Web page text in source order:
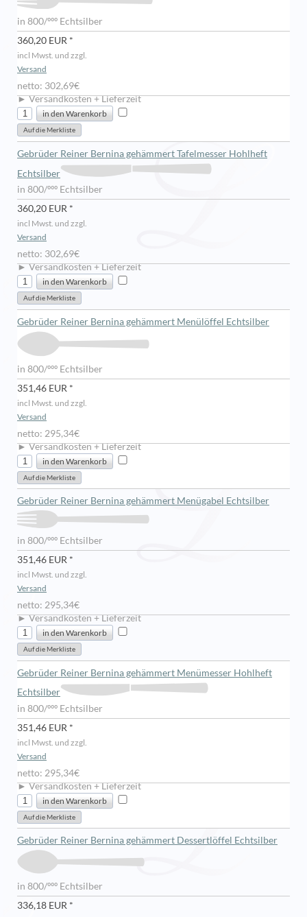
in 800/ººº Echtsilber
360,20 EUR *
incl Mwst. und zzgl.
Versand
netto: 302,69€
► Versandkosten + Lieferzeit
Gebrüder Reiner Bernina gehämmert Tafelmesser Hohlheft
Echtsilber
in 800/ººº Echtsilber
360,20 EUR *
incl Mwst. und zzgl.
Versand
netto: 302,69€
► Versandkosten + Lieferzeit
Gebrüder Reiner Bernina gehämmert Menülöffel Echtsilber
in 800/ººº Echtsilber
351,46 EUR *
incl Mwst. und zzgl.
Versand
netto: 295,34€
► Versandkosten + Lieferzeit
Gebrüder Reiner Bernina gehämmert Menügabel Echtsilber
in 800/ººº Echtsilber
351,46 EUR *
incl Mwst. und zzgl.
Versand
netto: 295,34€
► Versandkosten + Lieferzeit
Gebrüder Reiner Bernina gehämmert Menümesser Hohlheft
Echtsilber
in 800/ººº Echtsilber
351,46 EUR *
incl Mwst. und zzgl.
Versand
netto: 295,34€
► Versandkosten + Lieferzeit
Gebrüder Reiner Bernina gehämmert Dessertlöffel Echtsilber
in 800/ººº Echtsilber
336,18 EUR *